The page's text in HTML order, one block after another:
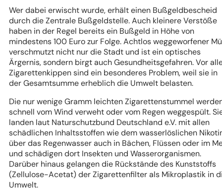
Wer dabei erwischt wurde, erhält einen Bußgeldbescheid
durch die Zentrale Bußgeldstelle. Auch kleinere Verstöße
haben in der Regel bereits ein Bußgeld in Höhe von
mindestens 100 Euro zur Folge. Achtlos weggeworfener
verschmutzt nicht nur die Stadt und ist ein optisches
Ärgernis, sondern birgt auch Gesundheitsgefahren. Vor
Zigarettenkippen sind ein besonderes Problem, weil sie in
der Gesamtsumme erheblich die Umwelt belasten.
Die nur wenige Gramm leichten Zigarettenstummel
schnell vom Wind verweht oder vom Regen weggespült.
landen laut Naturschutzbund Deutschland e.V. mit allen
schädlichen Inhaltsstoffen wie dem wasserlöslichen
über das Regenwasser auch in Bächen, Flüssen oder im
und schädigen dort Insekten und Wasserorganismen.
Darüber hinaus gelangen die Rückstände des Kunststoffs
(Zellulose-Acetat) der Zigarettenfilter als Mikroplastik in
Umwelt.